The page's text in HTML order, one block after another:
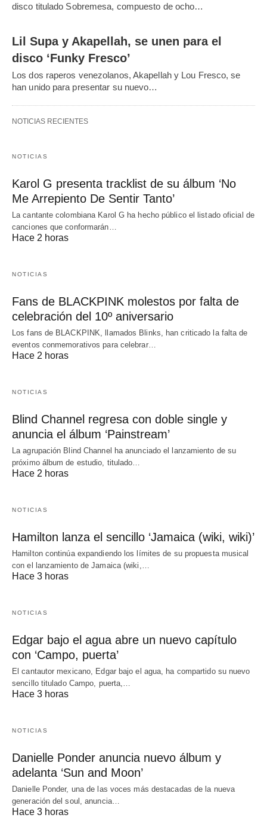
disco titulado Sobremesa, compuesto de ocho…
Lil Supa y Akapellah, se unen para el
disco ‘Funky Fresco’
Los dos raperos venezolanos, Akapellah y Lou Fresco, se
han unido para presentar su nuevo…
NOTICIAS RECIENTES
NOTICIAS
Karol G presenta tracklist de su álbum ‘No
Me Arrepiento De Sentir Tanto’
La cantante colombiana Karol G ha hecho público el listado oficial de
canciones que conformarán…
Hace 2 horas
NOTICIAS
Fans de BLACKPINK molestos por falta de
celebración del 10º aniversario
Los fans de BLACKPINK, llamados Blinks, han criticado la falta de
eventos conmemorativos para celebrar…
Hace 2 horas
NOTICIAS
Blind Channel regresa con doble single y
anuncia el álbum ‘Painstream’
La agrupación Blind Channel ha anunciado el lanzamiento de su
próximo álbum de estudio, titulado…
Hace 2 horas
NOTICIAS
Hamilton lanza el sencillo ‘Jamaica (wiki, wiki)’
Hamilton continúa expandiendo los límites de su propuesta musical
con el lanzamiento de Jamaica (wiki,…
Hace 3 horas
NOTICIAS
Edgar bajo el agua abre un nuevo capítulo
con ‘Campo, puerta’
El cantautor mexicano, Edgar bajo el agua, ha compartido su nuevo
sencillo titulado Campo, puerta,…
Hace 3 horas
NOTICIAS
Danielle Ponder anuncia nuevo álbum y
adelanta ‘Sun and Moon’
Danielle Ponder, una de las voces más destacadas de la nueva
generación del soul, anuncia…
Hace 3 horas